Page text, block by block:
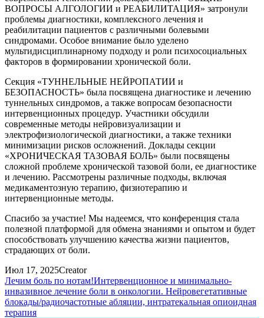
ВОПРОСЫ АЛГОЛОГИИ и РЕАБИЛИТАЦИЯ» затронули
проблемы диагностики, комплексного лечения и
реабилитации пациентов с различными болевыми
синдромами. Особое внимание было уделено
мультидисциплинарному подходу и роли психосоциальных
факторов в формировании хронической боли.
Секция «ТУННЕЛЬНЫЕ НЕЙРОПАТИИ и
БЕЗОПАСНОСТЬ» была посвящена диагностике и лечению
туннельных синдромов, а также вопросам безопасности
интервенционных процедур. Участники обсудили
современные методы нейровизуализации и
электрофизиологической диагностики, а также техники
минимизации рисков осложнений. Доклады секции
«ХРОНИЧЕСКАЯ ТАЗОВАЯ БОЛЬ» были посвящены
сложной проблеме хронической тазовой боли, ее диагностике
и лечению. Рассмотрены различные подходы, включая
медикаментозную терапию, физиотерапию и
интервенционные методы.
Спасибо за участие! Мы надеемся, что конференция стала
полезной платформой для обмена знаниями и опытом и будет
способствовать улучшению качества жизни пациентов,
страдающих от боли.
Июл 17, 2025Creator
Лечим боль по нотам!Интервенционное и минимально-
инвазивное лечение боли в онкологии. Нейровегетативные
блокады/радиочастотные абляции, интратекальная опиоидная
терапия